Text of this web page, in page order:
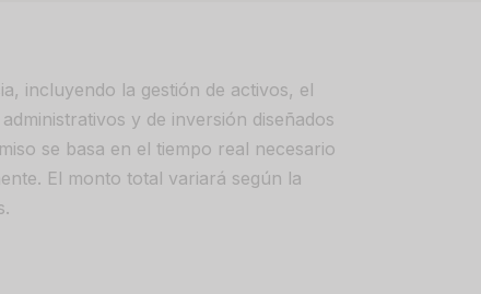
incluyendo la gestión de activos, el
y de inversión diseñados
se basa en el tiempo real necesario
El monto total variará según la